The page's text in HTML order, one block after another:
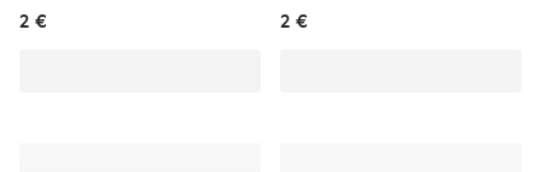
2 € 2 €